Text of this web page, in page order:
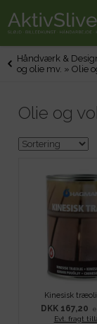
Håndværk &
og olie mv. »Olie
Olie og
Kinesisk
DKK 167,20
Evt. fragt